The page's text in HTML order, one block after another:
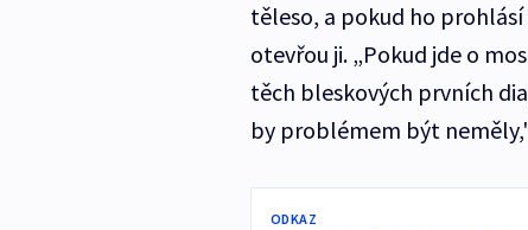
těleso, a pokud ho
otevřou ji. „Pokud jde o
těch bleskových prvních
by problémem být
ODKAZ